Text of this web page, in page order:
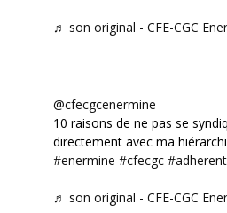
♬ son original - CFE-CGC
@cfecgcenermine
10 raisons de ne pas se
directement avec ma
#enermine #cfecgc #adherent
♬ son original - CFE-CGC